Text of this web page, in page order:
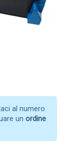
al numero
un ordine